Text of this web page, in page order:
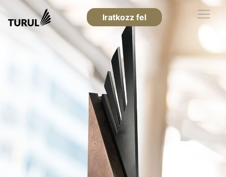
Iratkozz fel